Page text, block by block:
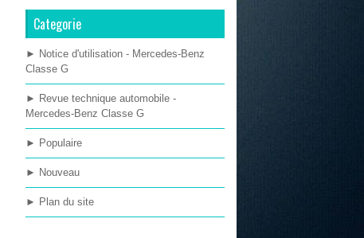
Categorie
► Notice d'utilisation - Mercedes-Benz
Classe G
► Revue technique automobile -
Mercedes-Benz Classe G
► Populaire
► Nouveau
► Plan du site